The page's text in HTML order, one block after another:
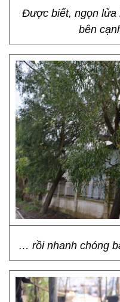
Được biết, ngọn lửa
bên
… rồi nhanh chóng